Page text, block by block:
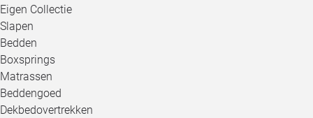
Eigen Collectie
Slapen
Bedden
Boxsprings
Matrassen
Beddengoed
Dekbedovertrekken